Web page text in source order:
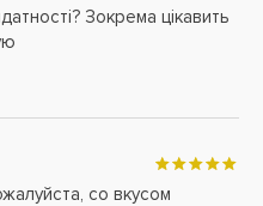
Зокрема цікавить
со вкусом